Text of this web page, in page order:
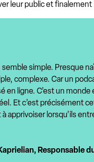
leur public et finalement
semble simple. Presque
complexe. Car un
en ligne. C’est un
Et c’est précisément
apprivoiser lorsqu’ils
Responsable